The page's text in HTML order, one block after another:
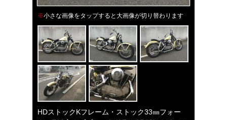
※小さな画像をタップすると大画像が切り替わります
HDストックKフレーム・ストック33㎜フォー